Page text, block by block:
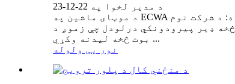
د مدیر لخوا په 22-12-23
د موټای ماشین په ECWA ایکسپو کې په لاندې ډول برخه اخیستې وه: د شرکت نوم: TAIZHOU MOTAI Electric Machine CO.,LTD.د بوټ شمیره: 8E7.2-8E7.3 د
نندارتون وخت: 13~ 15، سپتمبر، 2022 د نندارتون ځای: کروکس ایکسپو، مسکو، روسیه په نندارتون کې، موږ له 200 څخه ډیر پیرودونکي درلودل چې زموږ د
بوت څخه لیدنه وکړي ...
نور یی ولوله